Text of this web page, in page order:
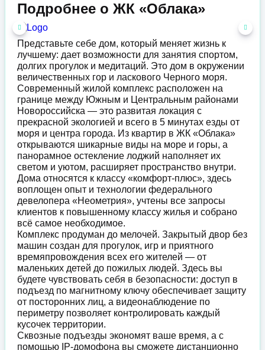
Подробнее о ЖК «Облака»
Представьте себе дом, который меняет жизнь к
лучшему: дает возможности для занятия спортом,
долгих прогулок и медитаций. Это дом в окружении
величественных гор и ласкового Черного моря.
Современный жилой комплекс расположен на
границе между Южным и Центральным районами
Новороссийска — это развитая локация с
прекрасной экологией и всего в 5 минутах езды от
моря и центра города. Из квартир в ЖК «Облака»
открываются шикарные виды на море и горы, а
панорамное остекление лоджий наполняет их
светом и уютом, расширяет пространство внутри.
Дома относятся к классу «комфорт-плюс», здесь
воплощен опыт и технологии федерального
девелопера «Неометрия», учтены все запросы
клиентов к повышенному классу жилья и собрано
всё самое необходимое.
Комплекс продуман до мелочей. Закрытый двор без
машин создан для прогулок, игр и приятного
времяпровождения всех его жителей — от
маленьких детей до пожилых людей. Здесь вы
будете чувствовать себя в безопасности: доступ в
подъезд по магнитному ключу обеспечивает защиту
от посторонних лиц, а видеонаблюдение по
периметру позволяет контролировать каждый
кусочек территории.
Сквозные подъезды экономят ваше время, а с
помощью IP-домофона вы сможете дистанционно